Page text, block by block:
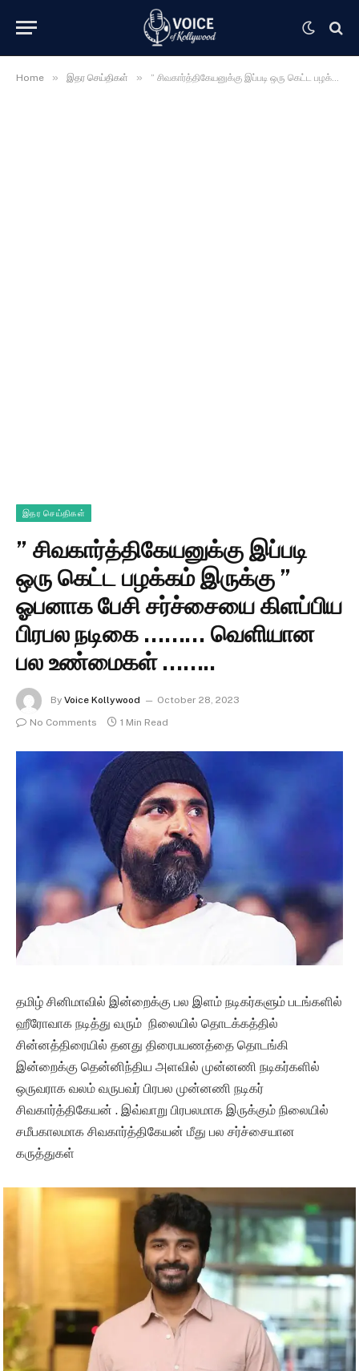
Home » இதர செய்திகள் » ” சிவகார்த்திகேயனுக்கு இப்படி ஒரு கெட்ட பழக்கம் இருக்கு ” ஓபனாக பேசி சர்ச்சையை கிளப்பிய பிரபல நடிகை ……… வெளியான பல உண்மைகள் ……..
இதர செய்திகள்
” சிவகார்த்திகேயனுக்கு இப்படி
ஒரு கெட்ட பழக்கம் இருக்கு ”
ஓபனாக பேசி சர்ச்சையை கிளப்பிய
பிரபல நடிகை ……… வெளியான
பல உண்மைகள் ……..
By Voice Kollywood
October 28, 2023
No Comments
1 Min Read
தமிழ் சினிமாவில் இன்றைக்கு பல இளம் நடிகர்களும் படங்களில்
ஹீரோவாக நடித்து வரும் நிலையில் தொடக்கத்தில்
சின்னத்திரையில் தனது திரைபயணத்தை தொடங்கி
இன்றைக்கு தென்னிந்திய அளவில் முன்னணி நடிகர்களில்
ஒருவராக வலம் வருபவர் பிரபல முன்னணி நடிகர்
சிவகார்த்திகேயன் . இவ்வாறு பிரபலமாக இருக்கும் நிலையில்
சமீபகாலமாக சிவகார்த்திகேயன் மீது பல சர்ச்சையான
கருத்துகள்